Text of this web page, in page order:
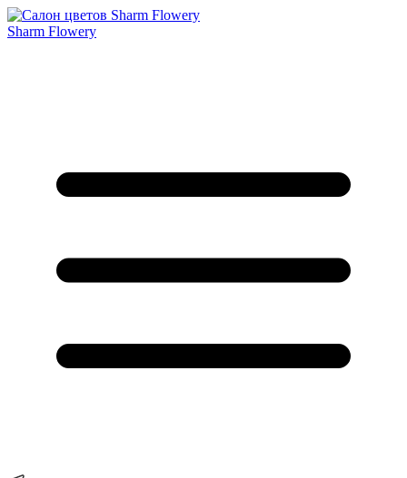
Sharm Flowery